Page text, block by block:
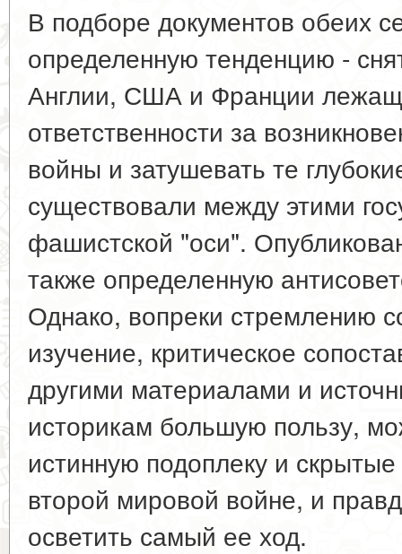
В подборе документов обеих
определенную тенденцию -
Англии, США и Франции
ответственности за
войны и затушевать те
существовали между этими
фашистской "оси".
также определенную
Однако, вопреки стремлению
изучение, критическое
другими материалами и
историкам большую пользу,
истинную подоплеку и
второй мировой войне, и
осветить самый ее ход.